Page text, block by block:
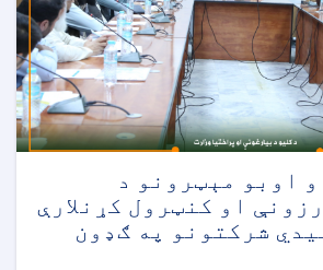
اوبو مېټرونو د
او کنټرول کړنلارې
شرکتونو په ګډون